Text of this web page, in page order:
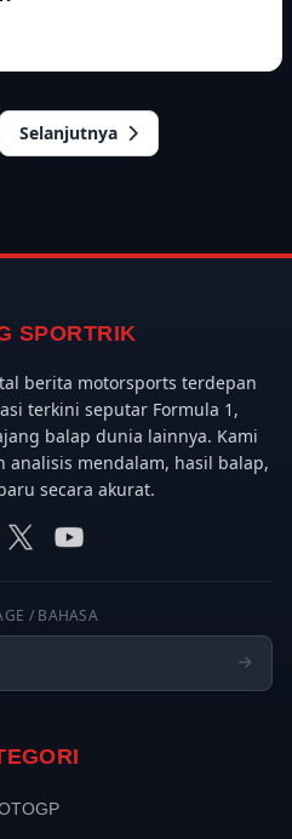
Selanjutnya
SPORTRIK
berita motorsports terdepan
terkini seputar Formula 1,
balap dunia lainnya. Kami
mendalam, hasil balap,
secara akurat.
/ BAHASA